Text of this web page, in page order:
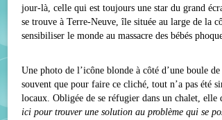
jour-là, celle qui est toujours une star du grand
se trouve à Terre-Neuve, île située au large de la
sensibiliser le monde au massacre des bébés
Une photo de l’icône blonde à côté d’une boule
souvent que pour faire ce cliché, tout n’a pas été
locaux. Obligée de se réfugier dans un chalet, elle
ici pour trouver une solution au problème qui se